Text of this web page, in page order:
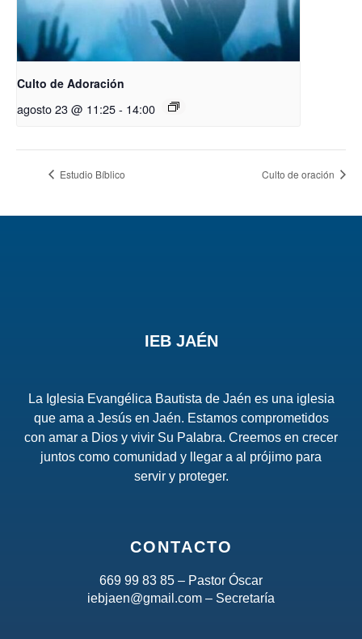
Culto de Adoración
agosto 23 @ 11:25- 14:00
Estudio Bíblico Culto de oración
IEB JAÉN
La Iglesia Evangélica Bautista de Jaén es una iglesia
que ama a Jesús en Jaén. Estamos comprometidos
con amar a Dios y vivir Su Palabra. Creemos en crecer
juntos como comunidad y llegar a al prójimo para
servir y proteger.
CONTACTO
669 99 83 85 – Pastor Óscar
iebjaen@gmail.com – Secretaría